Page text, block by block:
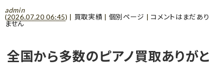
admin
(2026.07.20 06:45) | 買取実績 | 個別ページ |コメントはまだあり
ません
全国から多数のピアノ買取ありがと